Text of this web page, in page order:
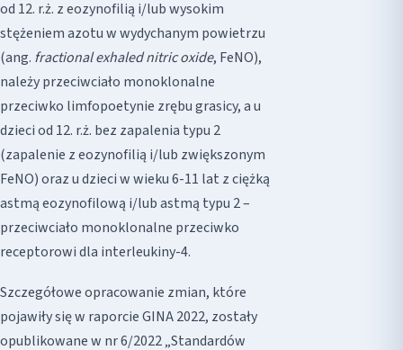
od 12. r.ż. z eozynofilią i/lub wysokim
stężeniem azotu w wydychanym powietrzu
(ang. fractional exhaled nitric oxide, FeNO),
należy przeciwciało monoklonalne
przeciwko limfopoetynie zrębu grasicy, a u
dzieci od 12. r.ż. bez zapalenia typu 2
(zapalenie z eozynofilią i/lub zwiększonym
FeNO) oraz u dzieci w wieku 6-11 lat z ciężką
astmą eozynofilową i/lub astmą typu 2 –
przeciwciało monoklonalne przeciwko
receptorowi dla interleukiny-4.
Szczegółowe opracowanie zmian, które
pojawiły się w raporcie GINA 2022, zostały
opublikowane w nr 6/2022 „Standardów